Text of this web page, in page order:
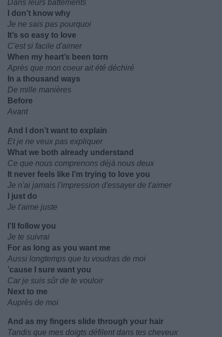
Dans leurs battements
I don’t know why
Je ne sais pas pourquoi
It’s so easy to love
C'est si facile d'aimer
When my heart’s been torn
Après que mon coeur ait été déchiré
In a thousand ways
De mille manières
Before
Avant
And I don’t want to explain
Et je ne veux pas expliquer
What we both already understand
Ce que nous comprenons déjà nous deux
It never feels like I’m trying to love you
Je n'ai jamais l'impression d'essayer de t'aimer
I just do
Je t'aime juste
I’ll follow you
Je te suivrai
For as long as you want me
Aussi longtemps que tu voudras de moi
’cause I sure want you
Car je suis sûr de te vouloir
Next to me
Auprès de moi
And as my fingers slide through your hair
Tandis que mes doigts défilent dans tes cheveux